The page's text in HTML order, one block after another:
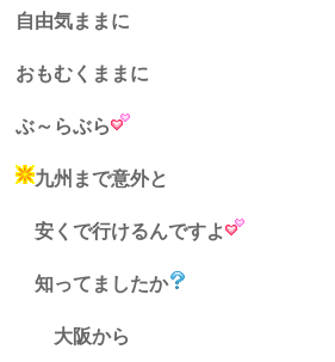
自由気ままに
おもむくままに
ぶ～らぶら
九州まで意外と
安くで行けるんですよ
知ってましたか
大阪から